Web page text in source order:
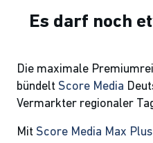
Es darf noch
Die maximale
bündelt Score Media
Vermarkter regionaler
Mit Score Media Max Plus